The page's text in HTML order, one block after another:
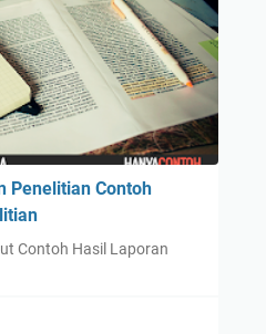
Penelitian Contoh
Contoh Hasil Laporan